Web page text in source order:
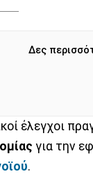
Δες
έλεγχοι
για την
.